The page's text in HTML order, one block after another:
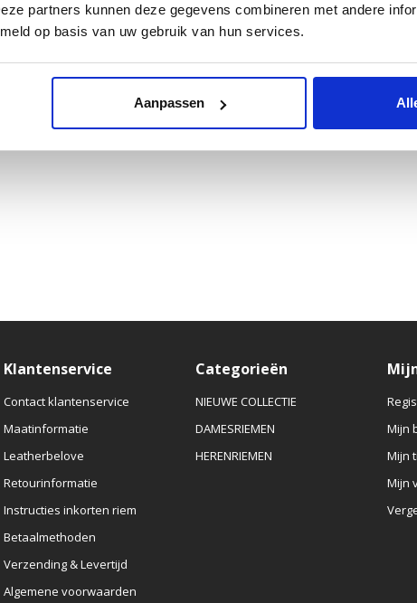
partners kunnen deze gegevens combineren met andere
op basis van uw gebruik van hun services.
Aanpassen
Klantenservice
Contact klantenservice
Maatinformatie
Leatherbelove
Retourinformatie
Instructies inkorten riem
Betaalmethoden
Verzending & Levertijd
Algemene voorwaarden
Categorieën
NIEUWE COLLECTIE
DAMESRIEMEN
HERENRIEMEN
Mijn
Mijn
Mijn